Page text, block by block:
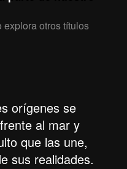
otros títulos
orígenes se
al mar y
que las une,
sus realidades.